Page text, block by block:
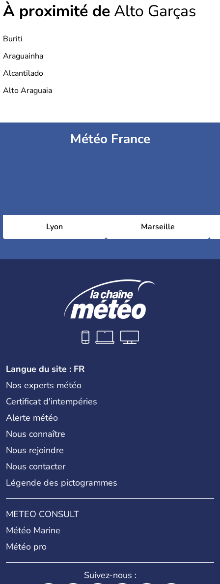
À proximité deAlto Garças
Buriti
Araguainha
Alcantilado
Alto Araguaia
Météo France
Lyon Marseille
Langue du site : FR
Nos experts météo
Certificat d'intempéries
Alerte météo
Nous connaître
Nous rejoindre
Nous contacter
Légende des pictogrammes
METEO CONSULT
Météo Marine
Météo pro
Suivez-nous :